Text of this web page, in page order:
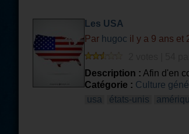
Les USA
Par hugoc il y a 9 ans et
Description : Afin d'en
Catégorie : Culture
usa
états-unis